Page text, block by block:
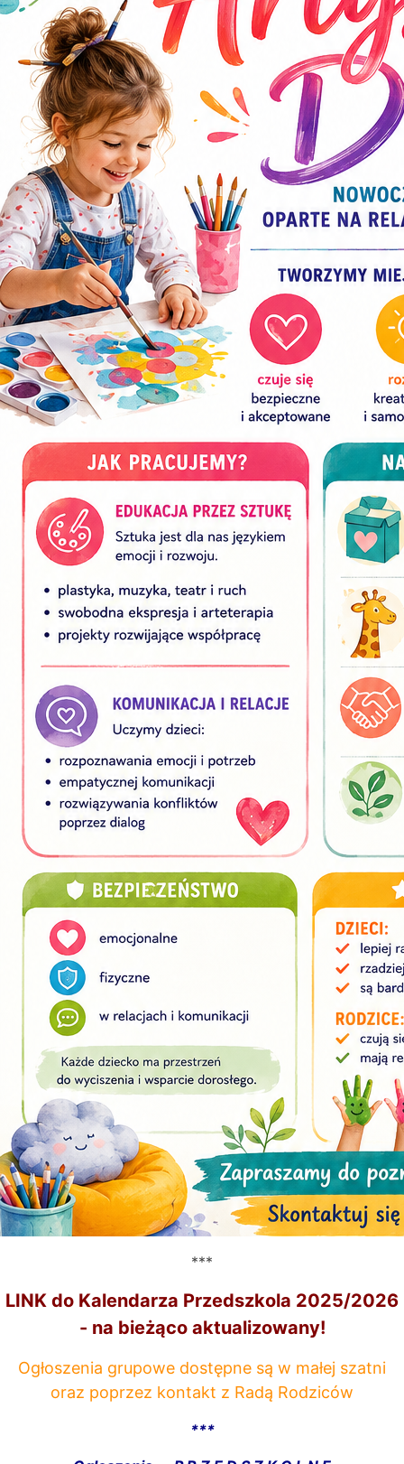
***
LINK do Kalendarza Przedszkola 2025/2026
- na bieżąco aktualizowany!
Ogłoszenia grupowe dostępne są w małej szatni
oraz poprzez kontakt z Radą Rodziców
***